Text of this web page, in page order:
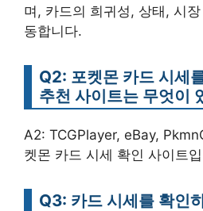
며, 카드의 희귀성, 상태, 시
동합니다.
Q2: 포켓몬 카드 시세
추천 사이트는 무엇이
A2: TCGPlayer, eBay,
켓몬 카드 시세 확인 사이트
Q3: 카드 시세를 확인